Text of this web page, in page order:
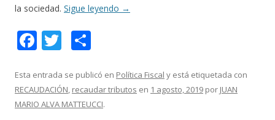
la sociedad. Sigue leyendo →
F
e
b
T
itt
er
m
p
Esta entrada se publicó en Política Fiscal y está etiquetada con
RECAUDACIÓN, recaudar tributos en 1 agosto, 2019 por JUAN
MARIO ALVA MATTEUCCI.